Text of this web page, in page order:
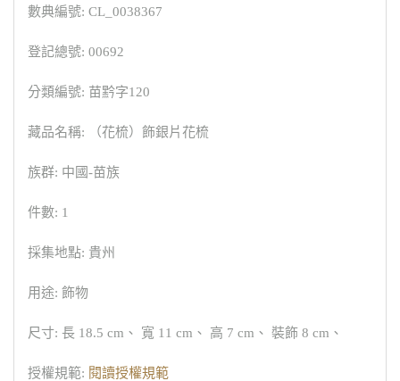
數典編號: CL_0038367
登記總號: 00692
分類編號: 苗黔字120
藏品名稱: （花梳）飾銀片花梳
族群: 中國-苗族
件數: 1
採集地點: 貴州
用途: 飾物
尺寸: 長 18.5 cm、 寬 11 cm、 高 7 cm、 裝飾 8 cm、
授權規範: 閱讀授權規範